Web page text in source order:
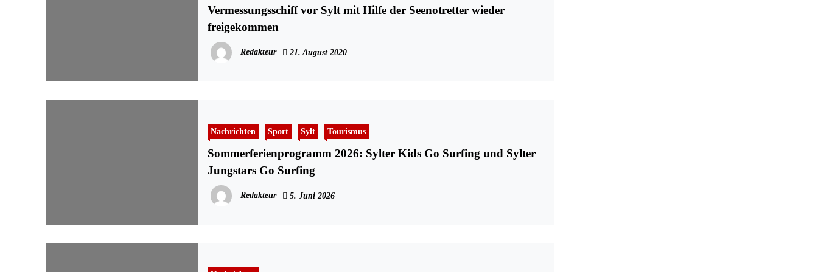
Vermessungsschiff vor Sylt mit Hilfe der Seenotretter wieder
freigekommen
Redakteur 21. August 2020
Nachrichten Sport Sylt Tourismus
Sommerferienprogramm 2026: Sylter Kids Go Surfing und Sylter
Jungstars Go Surfing
Redakteur 5. Juni 2026